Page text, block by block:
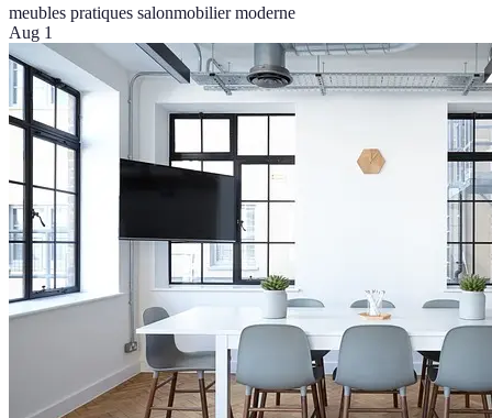
meubles pratiques salonmobilier moderne
Aug 1